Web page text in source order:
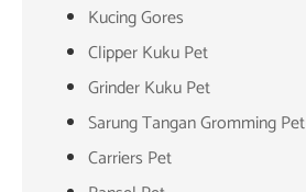
Kucing Gores
Clipper Kuku Pet
Grinder Kuku Pet
Sarung Tangan Gromming Pet
Carriers Pet